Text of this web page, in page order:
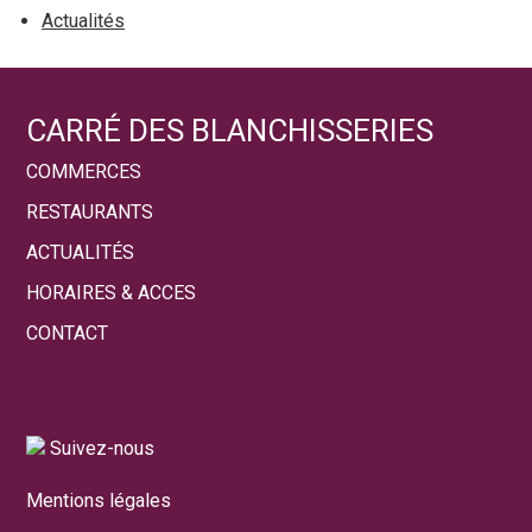
Actualités
CARRÉ DES BLANCHISSERIES
COMMERCES
RESTAURANTS
ACTUALITÉS
HORAIRES & ACCES
CONTACT
Suivez-nous
Mentions légales